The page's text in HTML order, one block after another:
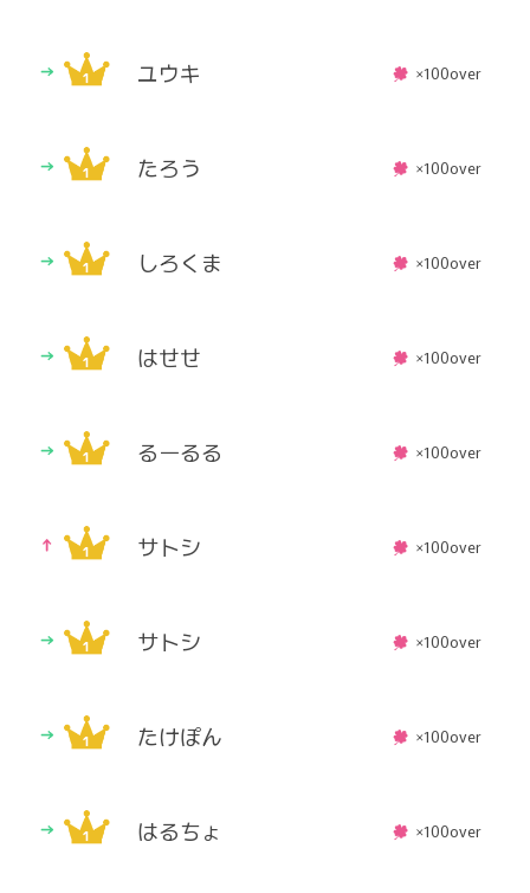
ユウキ ×100over
たろう ×100over
しろくま ×100over
はせせ ×100over
るーるる ×100over
サトシ ×100over
サトシ ×100over
たけぽん ×100over
はるちょ ×100over